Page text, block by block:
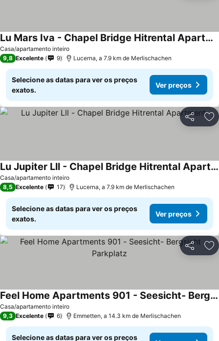
Casa/apartamento inteiro
Lu Mars Iva - Chapel Bridge Hitrental Apartment
9,8 Excelente 9 Lucerna, a 7.9 km de Merlischachen
Selecione as datas para ver os preços
exatos.
Ver preços
Partilhar
Casa/apartamento inteiro
Lu Jupiter Lll - Chapel Bridge Hitrental Apartment
8,5 Excelente 17 Lucerna, a 7.9 km de Merlischachen
Selecione as datas para ver os preços
exatos.
Ver preços
Partilhar
Casa/apartamento inteiro
Feel Home Apartments 901 - Seesicht- Bergsicht - Parkplatz
9,3 Excelente 6 Emmetten, a 14.3 km de Merlischachen
Selecione as datas para ver os preços